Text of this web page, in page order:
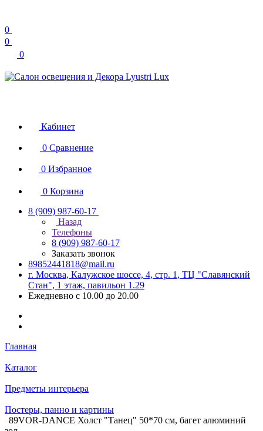
0
0
0
Кабинет
0 Сравнение
0 Избранное
0 Корзина
8 (909) 987-60-17
Назад
Телефоны
8 (909) 987-60-17
Заказать звонок
89852441818@mail.ru
г. Москва, Калужское шоссе, 4, стр. 1, ТЦ "Славянский
Стан", 1 этаж, павильон 1.29
Ежедневно с 10.00 до 20.00
Главная
Каталог
Предметы интерьера
Постеры, панно и картины
89VOR-DANCE Холст "Танец" 50*70 см, багет алюминий